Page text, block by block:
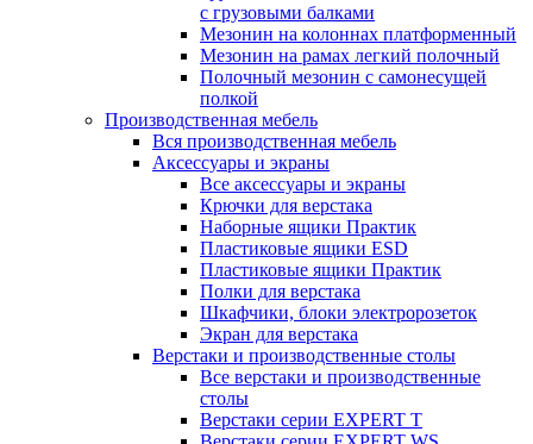
с грузовыми балками
Мезонин на колоннах платформенный
Мезонин на рамах легкий полочный
Полочный мезонин с самонесущей
полкой
Производственная мебель
Вся производственная мебель
Аксессуары и экраны
Все аксессуары и экраны
Крючки для верстака
Наборные ящики Практик
Пластиковые ящики ESD
Пластиковые ящики Практик
Полки для верстака
Шкафчики, блоки электророзеток
Экран для верстака
Верстаки и производственные столы
Все верстаки и производственные
столы
Верстаки серии EXPERT T